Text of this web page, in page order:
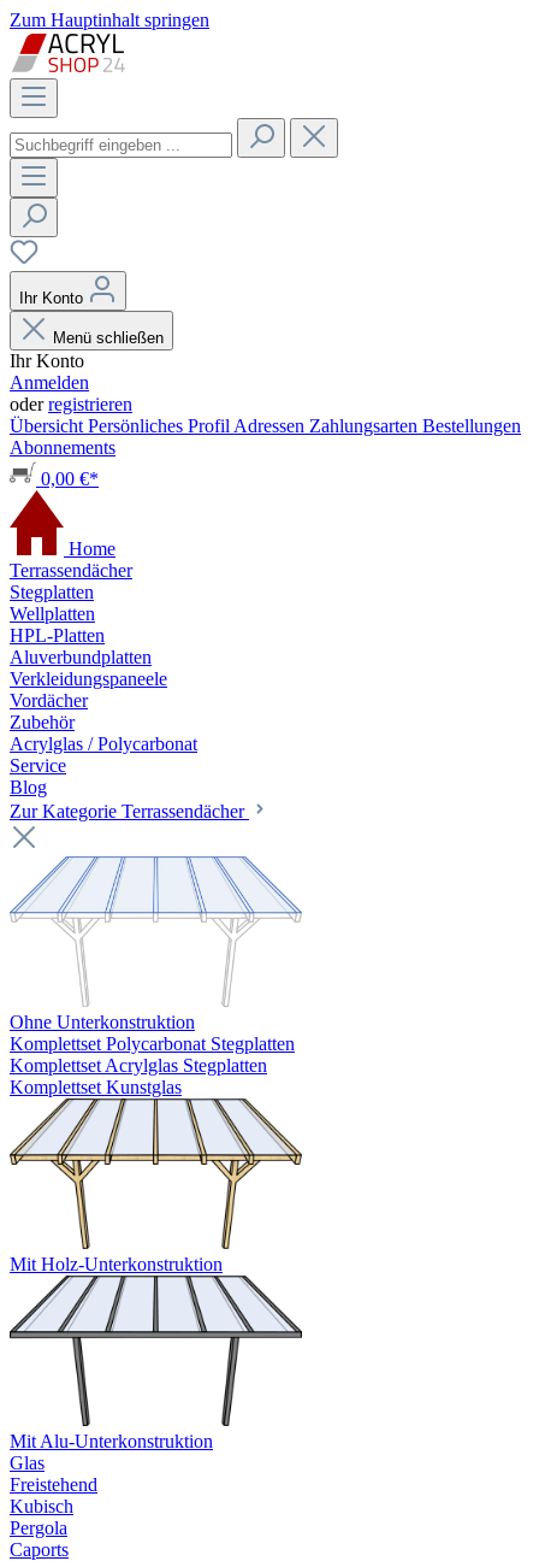
Zum Hauptinhalt springen
Ihr Konto
Menü schließen
Ihr Konto
Anmelden
oderregistrieren
Übersicht Persönliches Profil Adressen Zahlungsarten Bestellungen
Abonnements
0,00 €*
Home
Terrassendächer
Stegplatten
Wellplatten
HPL-Platten
Aluverbundplatten
Verkleidungspaneele
Vordächer
Zubehör
Acrylglas / Polycarbonat
Service
Blog
Zur Kategorie Terrassendächer
Ohne Unterkonstruktion
Komplettset Polycarbonat Stegplatten
Komplettset Acrylglas Stegplatten
Komplettset Kunstglas
Mit Holz-Unterkonstruktion
Mit Alu-Unterkonstruktion
Glas
Freistehend
Kubisch
Pergola
Caports